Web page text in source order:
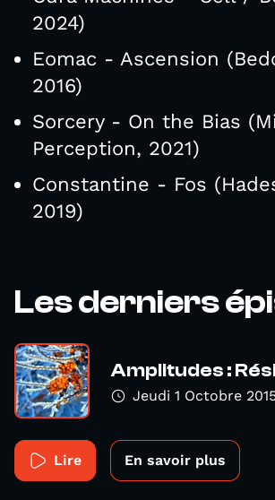
2024)
Eomac - Ascension
2016)
Sorcery - On the Bias
Perception, 2021)
Constantine - Fos
2019)
Les derniers
Amplitudes :
Jeudi 1 Octobre
Lire En savoir plus